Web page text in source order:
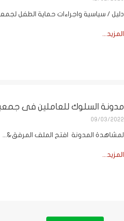
دليل / سياسية واجراءات حماية الطفل
المزيد...
مدونة السلوك للعاملين فى
09/03/2022
لمشاهدة المدونة افتح الملف المرفق&...
المزيد...